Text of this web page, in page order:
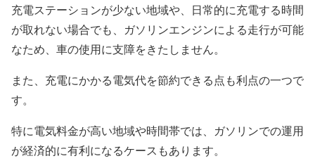
充電ステーションが少ない地域や、日常的に充電する時間
が取れない場合でも、ガソリンエンジンによる走行が可能
なため、車の使用に支障をきたしません。
また、充電にかかる電気代を節約できる点も利点の一つで
す。
特に電気料金が高い地域や時間帯では、ガソリンでの運用
が経済的に有利になるケースもあります。